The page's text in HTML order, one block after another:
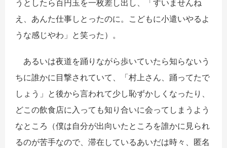
うとしたら百円玉を一枚差し出し、「すいませんね
え、あんた仕事しとったのに。こどもに小遣いやるよ
うな感じやわ」と笑った）。
あるいは夜道を踊りながら歩いていたら知らないう
ちに誰かに目撃されていて、「村上さん、踊ってたで
しょう」と後から言われて少し恥ずかしくなったり、
どこの飲食店に入っても知り合いに会ってしまうよう
なところ（僕は自分が出向いたところを誰かに見られ
るのが苦手なので、滞在しているあいだは時々、匿名